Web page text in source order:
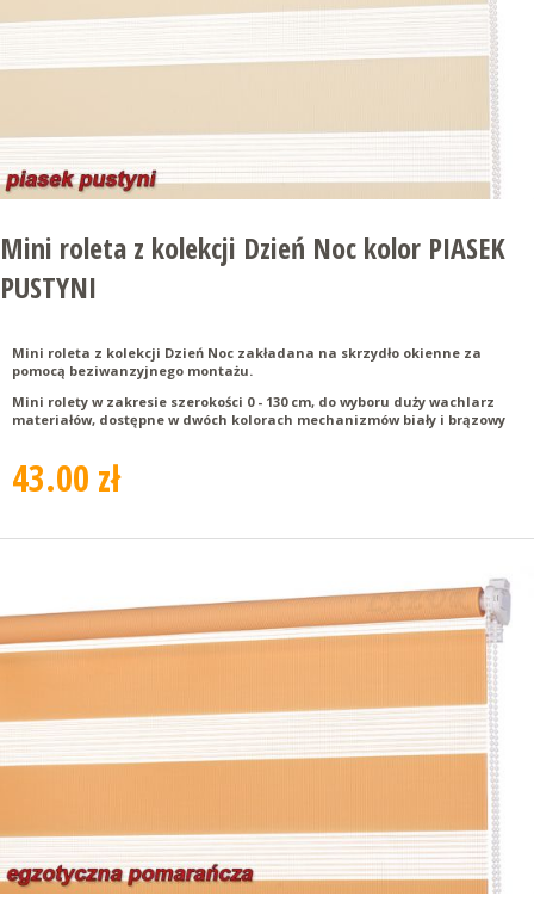
Mini roleta z kolekcji Dzień Noc kolor PIASEK
PUSTYNI
Mini roleta z kolekcji Dzień Noc zakładana na skrzydło okienne za
pomocą beziwanzyjnego montażu.
Mini rolety w zakresie szerokości 0 - 130 cm, do wyboru duży wachlarz
materiałów, dostępne w dwóch kolorach mechanizmów biały i brązowy
43.00 zł